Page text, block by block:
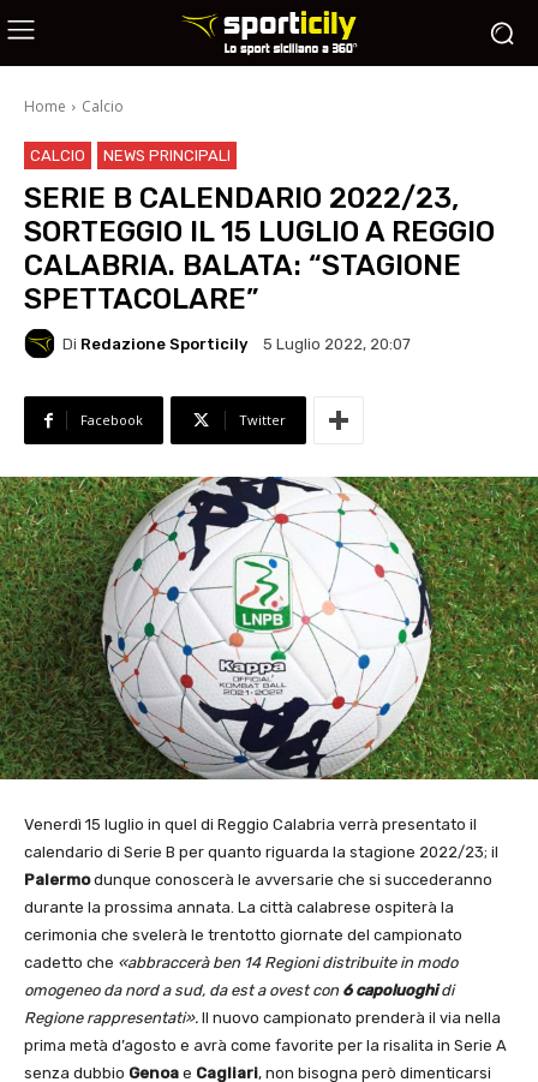
Home Calcio
CALCIO NEWS PRINCIPALI
SERIE B CALENDARIO 2022/23,
SORTEGGIO IL 15 LUGLIO A REGGIO
CALABRIA. BALATA: “STAGIONE
SPETTACOLARE”
Di Redazione Sporticily 5 Luglio 2022, 20:07
Facebook Twitter
Venerdì 15 luglio in quel di Reggio Calabria verrà presentato il
calendario di Serie B per quanto riguarda la stagione 2022/23; il
Palermodunque conoscerà le avversarie che si succederanno
durante la prossima annata. La città calabrese ospiterà la
cerimonia che svelerà le trentotto giornate del campionato
cadetto che «abbraccerà ben 14 Regioni distribuite in modo
omogeneo da nord a sud, da est a ovest con 6 capoluoghidi
Regione rappresentati». Il nuovo campionato prenderà il via nella
prima metà d’agosto e avrà come favorite per la risalita in Serie A
senza dubbio Genoa e Cagliari, non bisogna però dimenticarsi